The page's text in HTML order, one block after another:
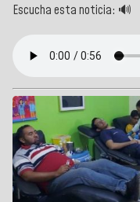
Escucha esta noticia: 🔊